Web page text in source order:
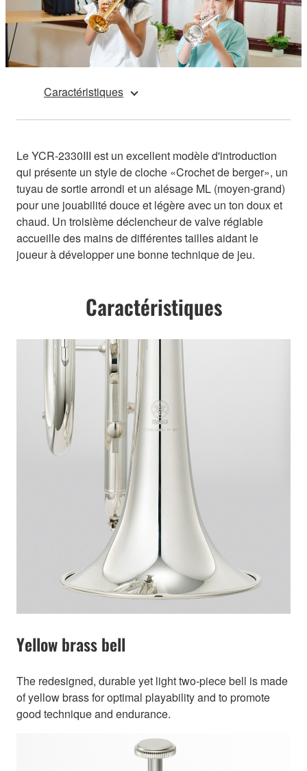
Caractéristiques
Le YCR-2330III est un excellent modèle d'introduction
qui présente un style de cloche «Crochet de berger», un
tuyau de sortie arrondi et un alésage ML (moyen-grand)
pour une jouabilité douce et légère avec un ton doux et
chaud. Un troisième déclencheur de valve réglable
accueille des mains de différentes tailles aidant le
joueur à développer une bonne technique de jeu.
Caractéristiques
Yellow brass bell
The redesigned, durable yet light two-piece bell is made
of yellow brass for optimal playability and to promote
good technique and endurance.